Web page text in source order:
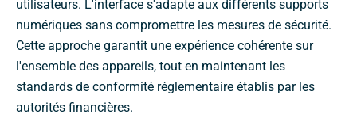
utilisateurs. L'interface s'adapte aux différents supports
numériques sans compromettre les mesures de sécurité.
Cette approche garantit une expérience cohérente sur
l'ensemble des appareils, tout en maintenant les
standards de conformité réglementaire établis par les
autorités financières.